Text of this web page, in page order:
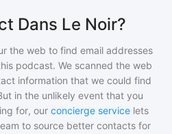
Dans Le Noir?
the web to find email addresses
podcast. We scanned the web
information that we could find
in the unlikely event that you
for, our concierge service lets
to source better contacts for